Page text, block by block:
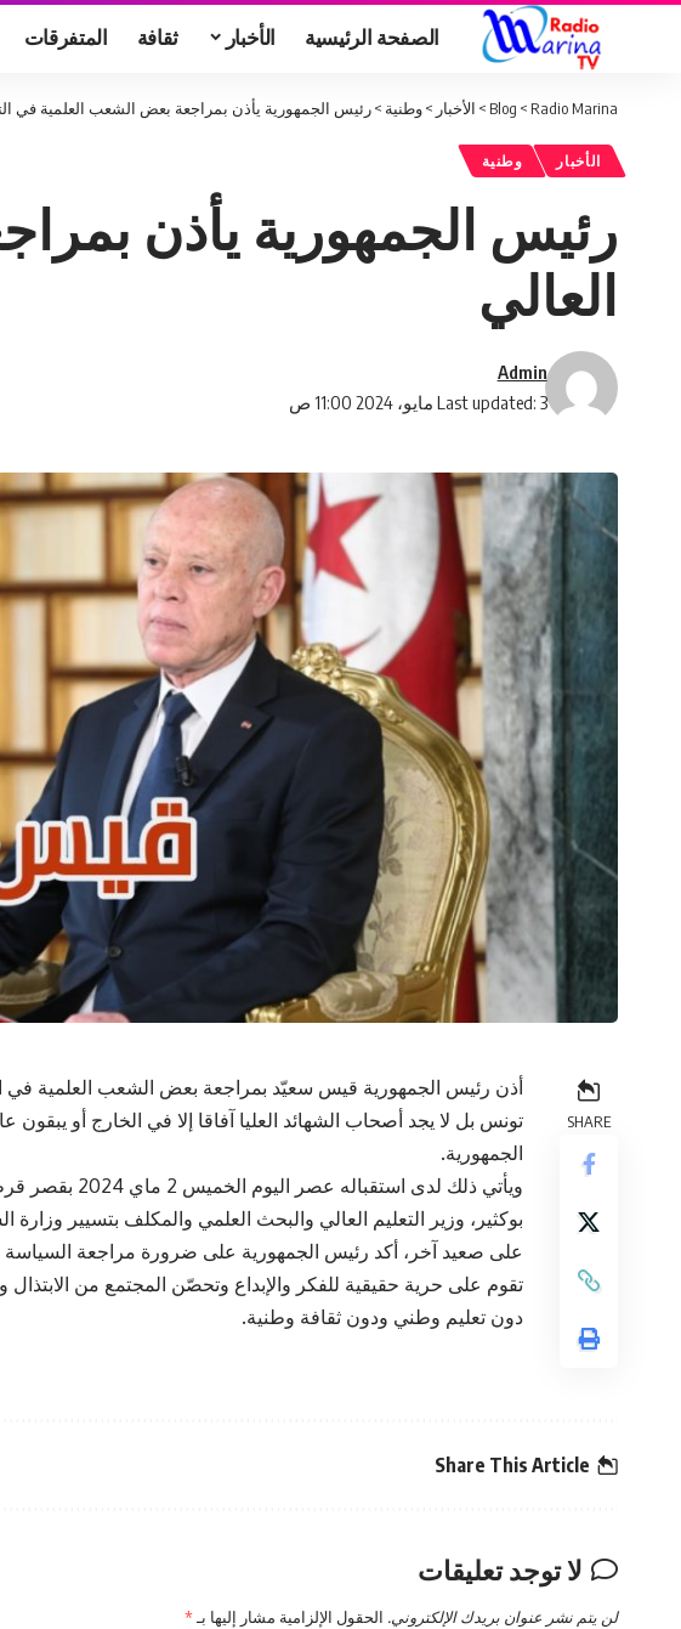
الصفحة الرئيسية الأخبار ثقافة المتفرقات
Radio Marina
>
Blog
> الأخبار >وطنية >رئيس الجمهورية يأذن بمراجعة بعض الشعب العلمية في
الأخبار وطنية
رئيس الجمهورية يأذن
العالي
Last updated: 3 مايو، 2024 11:00 ص
Admin
SHARE
أذن رئيس الجمهورية قيس سعيّد بمراجعة بعض الشعب العلمية في
تونس بل لا يجد أصحاب الشهائد العليا آفاقا إلا في الخارج أو
الجمهورية.
ويأتي ذلك لدى
بوكثير، وزير التعليم العالي والبحث العلمي والمكلف بتسيير وزارة
على صعيد آخر، أكد رئيس الجمهورية على ضرورة مراجعة السياسة
تقوم على حرية حقيقية للفكر والإبداع وتحصّن المجتمع من
دون تعليم وطني ودون ثقافة وطنية.
Share This Article
لا توجد تعليقات
لن يتم نشر عنوان بريدك الإلكتروني. الحقول الإلزامية مشار إليها بـ*